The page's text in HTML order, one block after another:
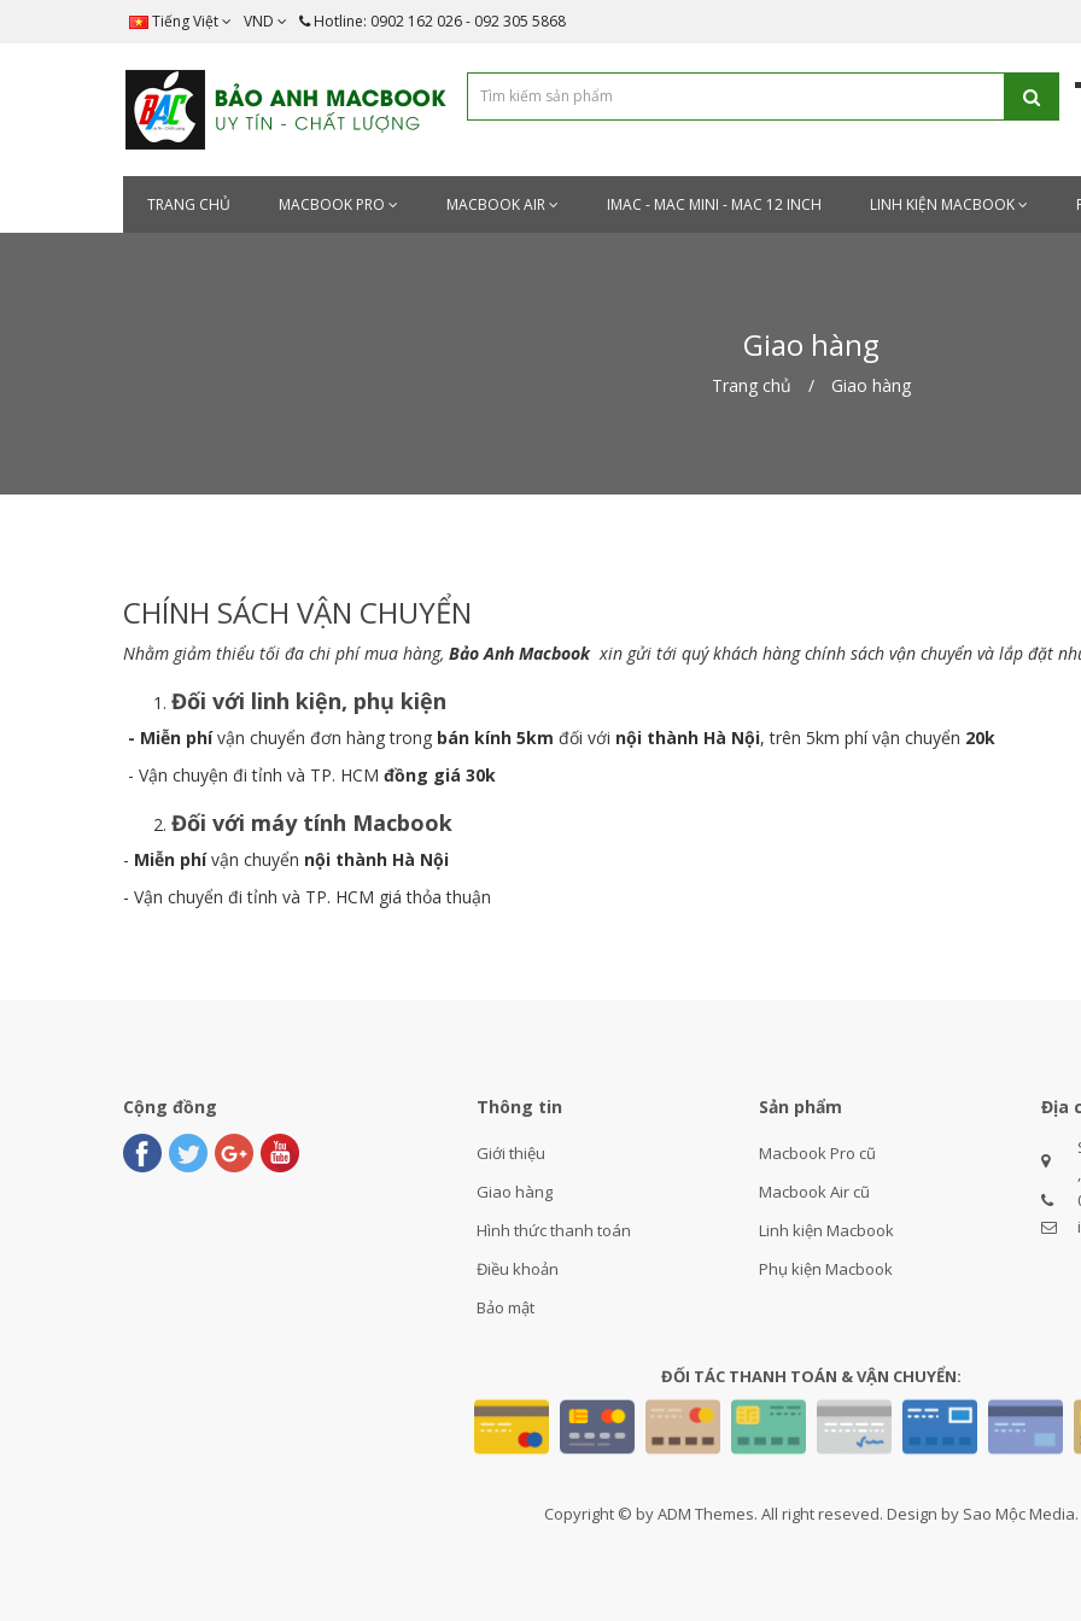
Tiếng Việt VND Hotline: 0902 162 026 - 092 305 5868
TRANG CHỦ MACBOOK PRO MACBOOK AIR IMAC - MAC MINI - MAC 12 INCH LINH KIỆN MACBOOK
Giao hàng
Trang chủ Giao hàng
CHÍNH SÁCH VẬN CHUYỂN
Nhằm giảm thiểu tối đa chi phí mua hàng, Bảo Anh Macbookxin gửi tới quý khách hàng chính sách vận chuyển và lắp đặt
Đối với linh kiện, phụ kiện
- Miễn phívận chuyển đơn hàng trong bán kính 5km đối với nội thành Hà Nội, trên 5km phí vận chuyển 20k
- Vận chuyện đi tỉnh và TP. HCM đồng giá 30k
Đối với máy tính Macbook
- Miễn phívận chuyển nội thành Hà Nội
- Vận chuyển đi tỉnh và TP. HCM giá thỏa thuận
Cộng đồng Thông tin
Giới thiệu
Giao hàng
Hình thức thanh toán
Điều khoản
Bảo mật
Sản phẩm
Macbook Pro cũ
Macbook Air cũ
Linh kiện Macbook
Phụ kiện Macbook
Địa
ĐỐI TÁC THANH TOÁN & VẬN CHUYỂN:
Copyright © by ADM Themes. All right reseved. Design by Sao Mộc Media.